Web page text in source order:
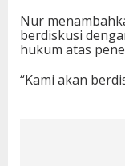
Nur
berdiskusi
hukum atas
“Kami akan